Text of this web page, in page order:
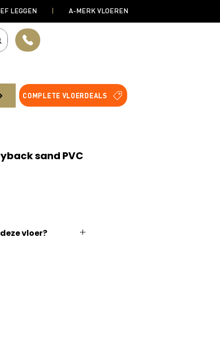
LEGGEN | A-MERK VLOEREN
COMPLETE VLOERDEALS
sand PVC
vloer?